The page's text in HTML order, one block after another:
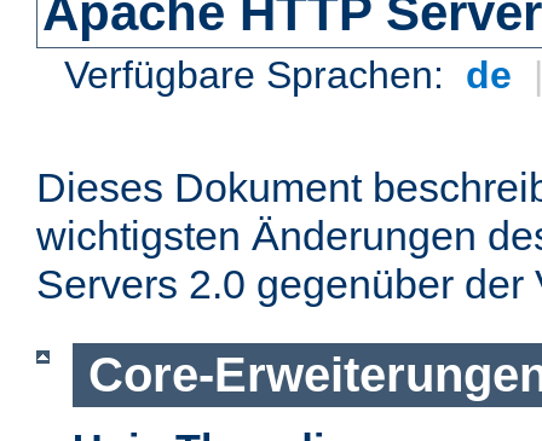
Apache HTTP
Verfügbare Sprachen: de
Dieses Dokument
wichtigsten Änderungen
Servers 2.0 gegenüber der
Core-